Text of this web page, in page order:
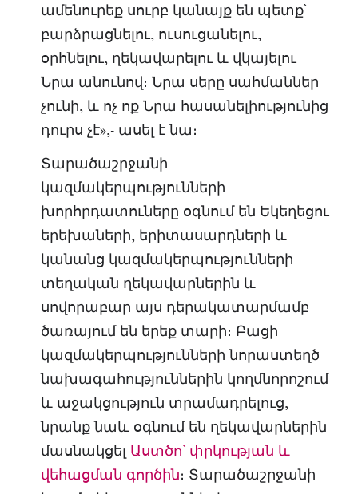
ամենուրեք սուրբ կանայք են պետք՝
բարձրացնելու, ուսուցանելու,
օրհնելու, ղեկավարելու և վկայելու
Նրա անունով։ Նրա սերը սահմաններ
չունի, և ոչ ոք Նրա հասանելիությունից
դուրս չէ»,- ասել է նա։
Տարածաշրջանի
կազմակերպությունների
խորհրդատուները օգնում են Եկեղեցու
երեխաների, երիտասարդների և
կանանց կազմակերպությունների
տեղական ղեկավարներին և
սովորաբար այս դերակատարմամբ
ծառայում են երեք տարի։ Բացի
կազմակերպությունների նորաստեղծ
նախագահություններին կողմնորոշում
և աջակցություն տրամադրելուց,
նրանք նաև օգնում են ղեկավարներին
մասնակցել Աստծո՝ փրկության և
վեհացման գործին։ Տարածաշրջանի